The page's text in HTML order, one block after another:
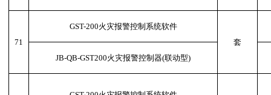
71
GST-200火灾报警控制系统软件
套
JB-QB-GST200火灾报警控制器(联动型)